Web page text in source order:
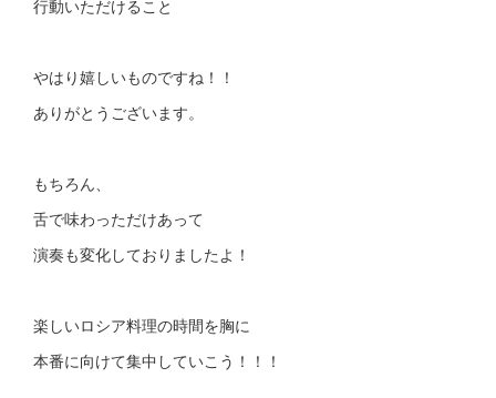
行動いただけること
やはり嬉しいものですね！！
ありがとうございます。
もちろん、
舌で味わっただけあって
演奏も変化しておりましたよ！
楽しいロシア料理の時間を胸に
本番に向けて集中していこう！！！